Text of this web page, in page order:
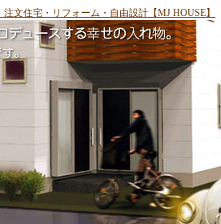
文住宅・リフォーム・自由設計【MJ HOUSE】